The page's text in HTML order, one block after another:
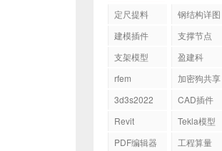
定尺提料 钢结构详图
建模插件
支撑节点
支架模型
盈建科
rfem
加密狗共享
3d3s2022
CAD插件
Revit
Tekla模型
PDF编辑器
工程算量